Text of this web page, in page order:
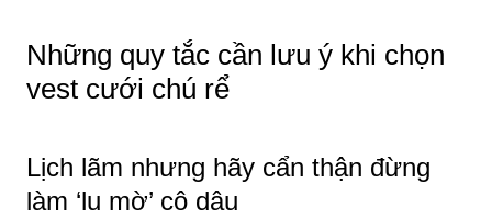
Những quy tắc cần lưu ý khi chọn
vest cưới chú rể
Lịch lãm nhưng hãy cẩn thận đừng
làm ‘lu mờ’ cô dâu